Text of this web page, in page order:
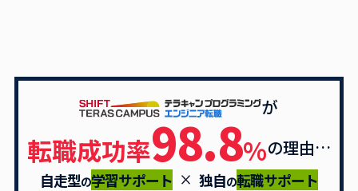
が
転職成功率98.8%の理由…
自走型の学習サポート 独自の転職サポート